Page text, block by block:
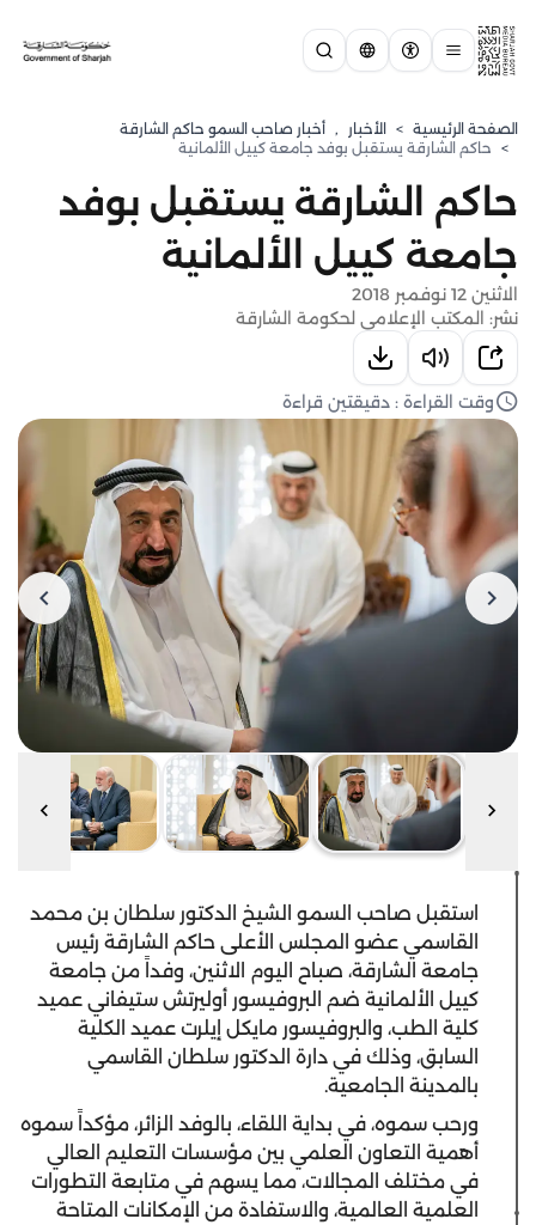
الصفحة الرئيسية > الأخبار , أخبار صاحب السمو حاكم الشارقة
> حاكم الشارقة يستقبل بوفد جامعة كييل الألمانية
حاكم الشارقة يستقبل بوفد
جامعة كييل الألمانية
الاثنين 12 نوفمبر 2018
نشر: المكتب الإعلامي لحكومة الشارقة
وقت القراءة : دقيقتين قراءة
استقبل صاحب السمو الشيخ الدكتور سلطان بن محمد
القاسمي عضو المجلس الأعلى حاكم الشارقة رئيس
جامعة الشارقة، صباح اليوم الاثنين، وفداً من جامعة
كييل الألمانية ضم البروفيسور أوليرتش ستيفاني عميد
كلية الطب، والبروفيسور مايكل إيلرت عميد الكلية
السابق، وذلك في دارة الدكتور سلطان القاسمي
بالمدينة الجامعية.
ورحب سموه، في بداية اللقاء، بالوفد الزائر، مؤكداً سموه
أهمية التعاون العلمي بين مؤسسات التعليم العالي
في مختلف المجالات، مما يسهم في متابعة التطورات
العلمية العالمية، والاستفادة من الإمكانات المتاحة